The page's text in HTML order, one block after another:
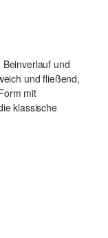
und
und fließend,
mit
klassische